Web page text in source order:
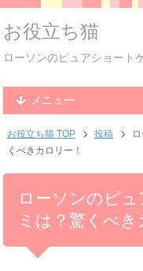
お役立ち猫
ローソンのピュアショート
メニュー
お役立ち猫 TOP 投稿
くべきカロリー！
ローソンのピ
ミは？驚くべき